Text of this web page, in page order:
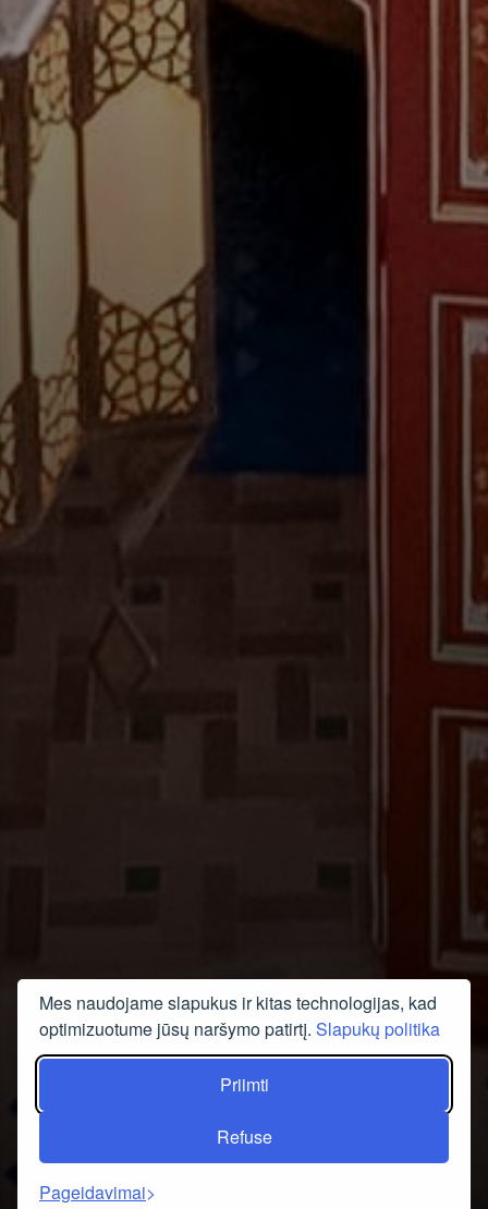
Mes naudojame slapukus ir kitas technologijas, kad
optimizuotume jūsų naršymo patirtį. Slapukų politika
Priimti
Refuse
Pageidavimai